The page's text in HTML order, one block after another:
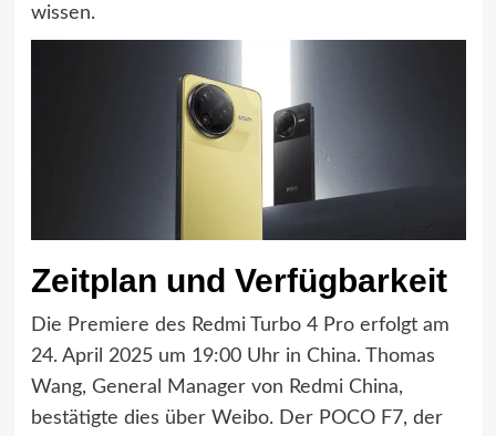
wissen.
Zeitplan und Verfügbarkeit
Die Premiere des Redmi Turbo 4 Pro erfolgt am
24. April 2025 um 19:00 Uhr in China. Thomas
Wang, General Manager von Redmi China,
bestätigte dies über Weibo. Der POCO F7, der